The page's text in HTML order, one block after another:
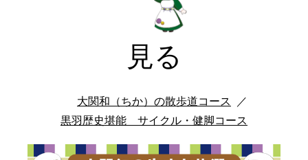
見る
大関和（ちか）の散歩道コース
黒羽歴史堪能 サイクル・健脚コース